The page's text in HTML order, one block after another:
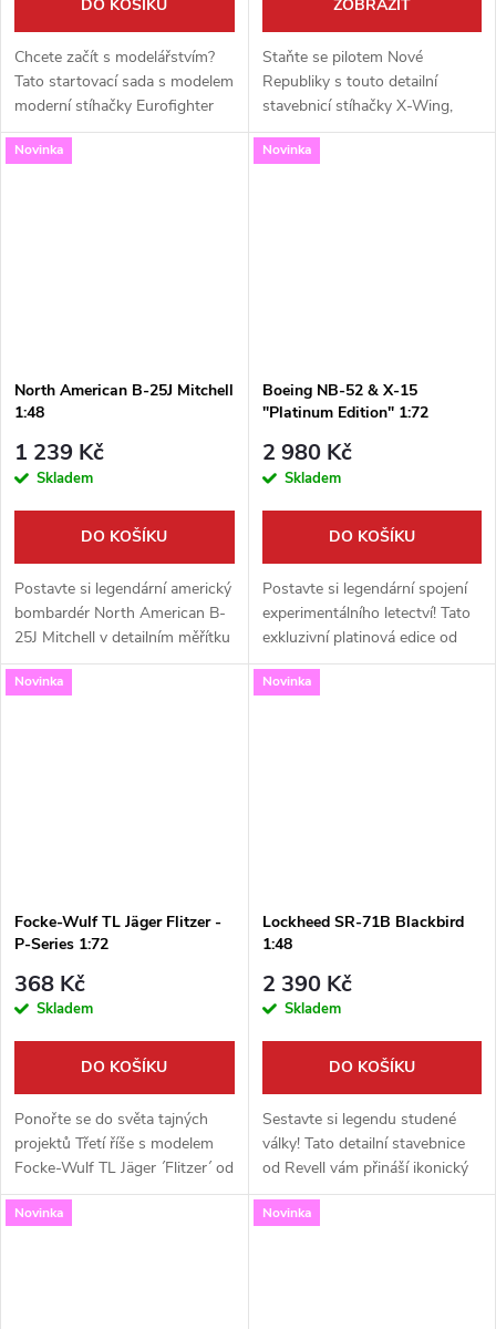
DO KOŠÍKU
Chcete začít s modelářstvím?
Tato startovací sada s modelem
moderní stíhačky Eurofighter
Typhoon v měřítku 1:144 je pro
vás ideální volbou. Balení od
ZOBRAZIT
Staňte se pilotem Nové
Republiky s touto detailní
stavebnicí stíhačky X-Wing,
kterou znáte ze seriálu The
Mandalorian! Tento ikonický
Novinka
North American B-25J Mitchell
1:48
1 239 Kč
Skladem
DO KOŠÍKU
Postavte si legendární americký
bombardér North American B-
25J Mitchell v detailním měřítku
1:48. Tato propracovaná
stavebnice od firmy Revell vám
Novinka
Boeing NB-52 & X-15
"Platinum Edition" 1:72
2 980 Kč
Skladem
DO KOŠÍKU
Postavte si legendární spojení
experimentálního letectví! Tato
exkluzivní platinová edice od
Revellu vám přináší detailně
zpracovaný model nosiče
Novinka
Focke-Wulf TL Jäger Flitzer -
P-Series 1:72
368 Kč
Skladem
DO KOŠÍKU
Ponořte se do světa tajných
projektů Třetí říše s modelem
Focke-Wulf TL Jäger ´Flitzer´ od
Revellu. Tato detailní stavebnice
v měřítku 1:72 vám umožní
Novinka
Lockheed SR-71B Blackbird
1:48
2 390 Kč
Skladem
DO KOŠÍKU
Sestavte si legendu studené
války! Tato detailní stavebnice
od Revell vám přináší ikonický
Lockheed SR-71B Blackbird,
nejrychlejší letoun své doby, v
Novinka Novinka